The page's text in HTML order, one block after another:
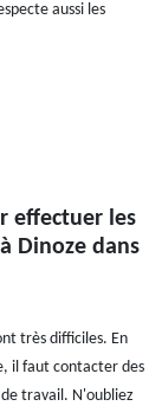
aussi les
effectuer les
Dinoze dans
très difficiles. En
il faut contacter des
travail. N'oubliez